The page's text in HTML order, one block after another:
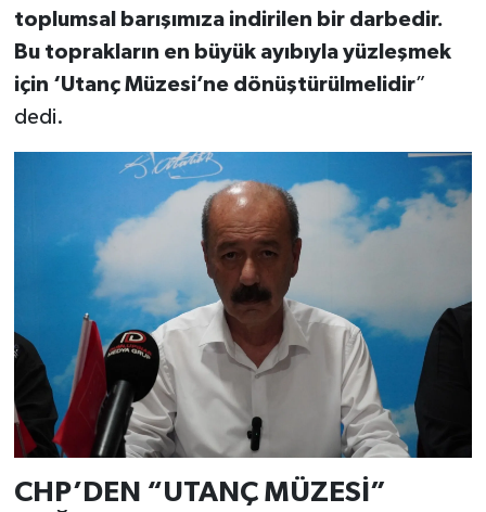
toplumsal barışımıza indirilen bir darbedir.
Bu toprakların en büyük ayıbıyla yüzleşmek
için ‘Utanç Müzesi’ne dönüştürülmelidir”
dedi.
CHP’DEN “UTANÇ MÜZESİ”